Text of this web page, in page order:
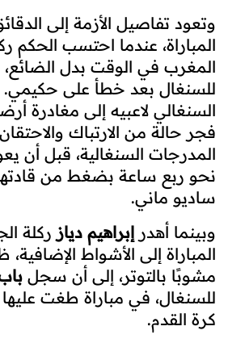
وتعود تفاصيل الأزمة إلى
المباراة، عندما احتسب الحكم
المغرب في الوقت بدل
للسنغال بعد خطأ على حكيمي.
السنغالي لاعبيه إلى مغادرة
فجر حالة من الارتباك
المدرجات السنغالية، قبل أن
نحو ربع ساعة بضغط من
ساديو ماني.
وبينما أهدر إبراهيم دياز ركلة
المباراة إلى الأشواط
مشوبًا بالتوتر، إلى أن سجل
للسنغال، في مباراة طغت
كرة القدم.